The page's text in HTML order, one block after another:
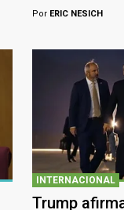
PorERIC NESICH
INTERNACIONAL
Trump